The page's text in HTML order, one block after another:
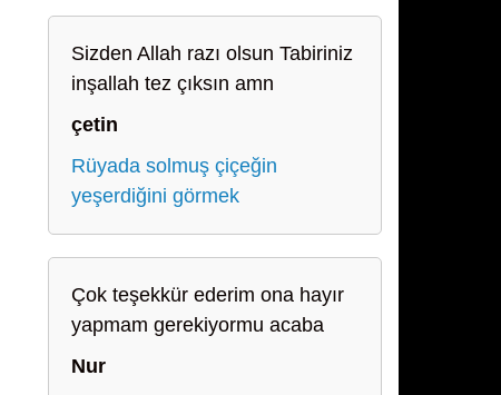
Sizden Allah razı olsun Tabiriniz
inşallah tez çıksın amn
çetin
Rüyada solmuş çiçeğin
yeşerdiğini görmek
Çok teşekkür ederim ona hayır
yapmam gerekiyormu acaba
Nur